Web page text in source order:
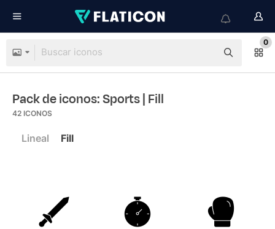
0
Pack de iconos: Sports| Fill
42 ICONOS
Lineal Fill